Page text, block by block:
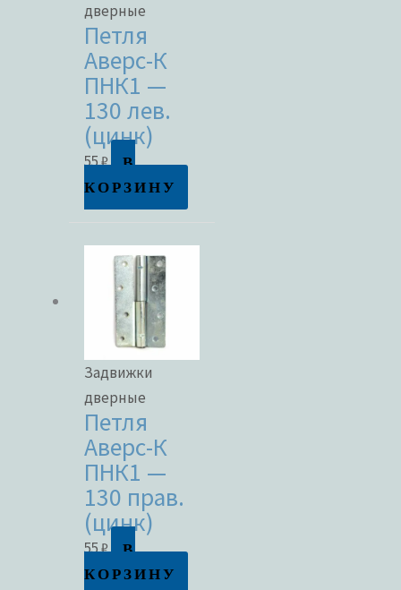
дверные
Петля
Аверс-К
ПНК1 —
130 лев.
(цинк)
55₽
В
КОРЗИНУ
Задвижки
дверные
Петля
Аверс-К
ПНК1 —
130 прав.
(цинк)
55₽
В
КОРЗИНУ